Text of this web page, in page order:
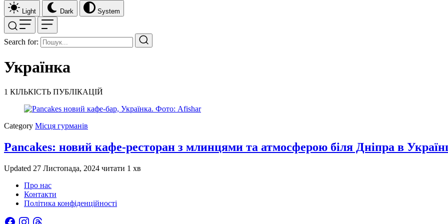
Light Dark System
Search for:
Українка
1 КІЛЬКІСТЬ ПУБЛІКАЦІЙ
Category Місця гурманів
Pancakes: новий кафе-ресторан з млинцями та атмосферою біля Дніпра в
Updated 27 Листопада, 2024 читати 1 хв
Про нас
Контакти
Політика конфіденційності